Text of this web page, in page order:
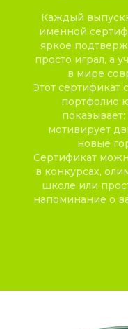
Каждый
именной
яркое
просто играл, а
в мире
Этот сертификат
портфолио
мотивирует
новые
Сертификат
в конкурсах,
школе или
напоминание о